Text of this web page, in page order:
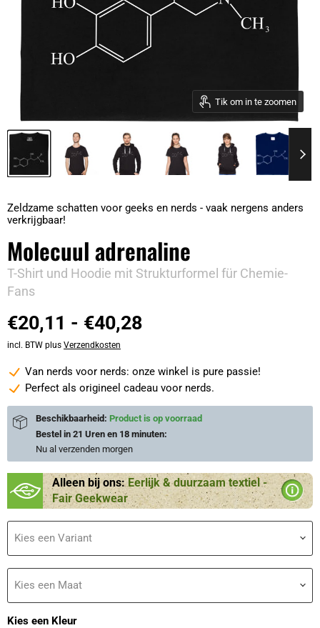
Tik om in te zoomen
Zeldzame schatten voor geeks en nerds - vaak nergens anders
verkrijgbaar!
Molecuul adrenaline
T-Shirt und Hoodie mit Strukturformel für Chemie-
Fans
€20,11 - €40,28
incl. BTW plus Verzendkosten
Van nerds voor nerds: onze winkel is pure passie!
Perfect als origineel cadeau voor nerds.
Beschikbaarheid: Product is op voorraad
Bestel in 21 Uren en 18 minuten:
Nu al verzenden morgen
Alleen bij ons:Eerlijk & duurzaam textiel -
Fair Geekwear
Kies een Variant
Kies een Maat
Kies een Kleur